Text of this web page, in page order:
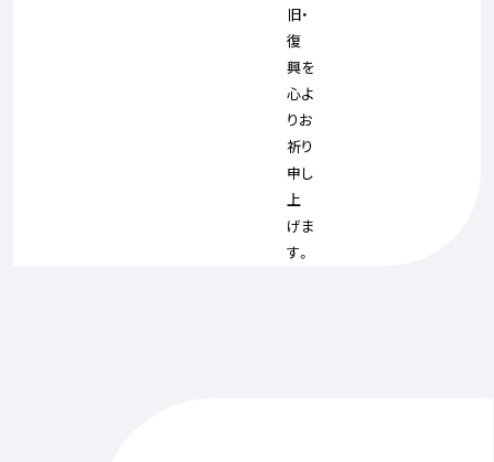
旧・
復
興を
心よ
りお
祈り
申し
上
げま
す。